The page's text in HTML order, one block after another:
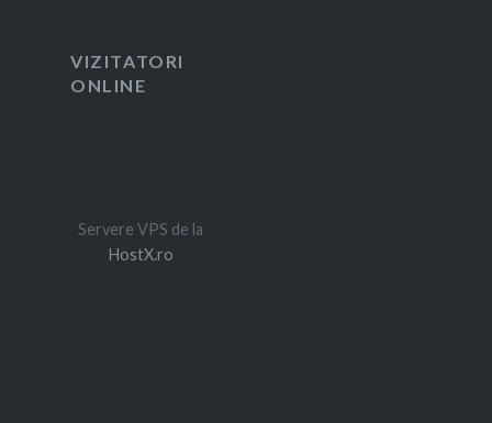
VIZITATORI
ONLINE
Servere VPS de la
HostX.ro